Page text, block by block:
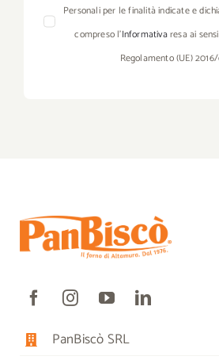
Personali per le finalità indicate e
compreso l’Informativaresa ai
Regolamento (UE)
PanBiscò SRL